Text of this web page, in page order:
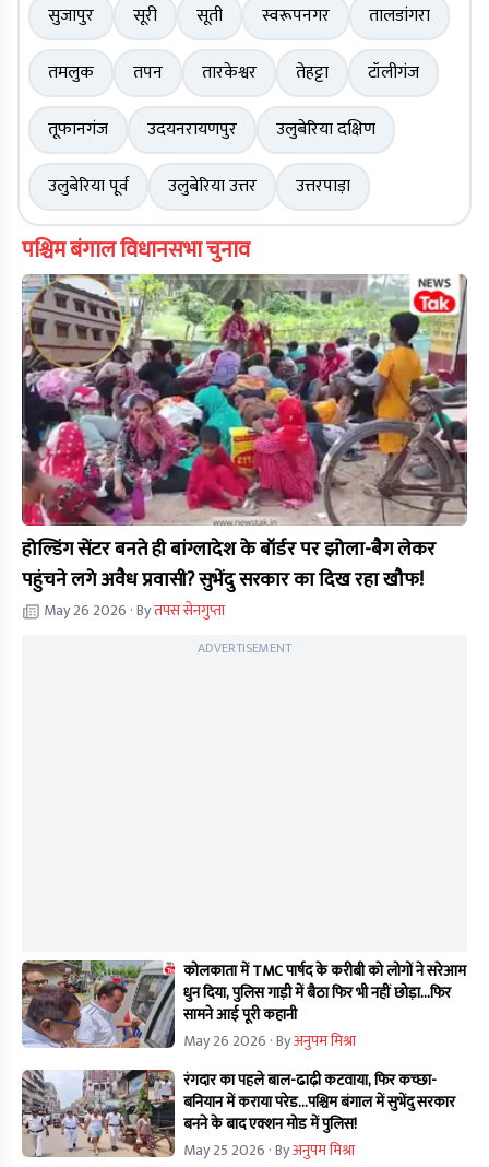
सुजापुर
सूरी सूती स्वरूपनगर
तालडांगरा
तमलुक
तपन तारकेश्वर तेहट्टा
टॉलीगंज
तूफानगंज
उदयनरायणपुर
उलुबेरिया दक्षिण
उलुबेरिया पूर्व
उलुबेरिया उत्तर उत्तरपाड़ा
पश्चिम बंगाल विधानसभा चुनाव
होल्डिंग सेंटर बनते ही बांग्लादेश के बॉर्डर पर झोला-बैग लेकर
पहुंचने लगे अवैध प्रवासी? सुभेंदु सरकार का दिख रहा खौफ!
May 26 2026 · Byतपस सेनगुप्ता
ADVERTISEMENT
कोलकाता में TMC पार्षद के करीबी को लोगों ने सरेआम
धुन दिया, पुलिस गाड़ी में बैठा फिर भी नहीं छोड़ा...फिर
सामने आई पूरी कहानी
May 26 2026 · Byअनुपम मिश्रा
रंगदार का पहले बाल-ढाढ़ी कटवाया, फिर कच्छा-
बनियान में कराया परेड...पश्चिम बंगाल में सुभेंदु सरकार
बनने के बाद एक्शन मोड में पुलिस!
May 25 2026 · Byअनुपम मिश्रा